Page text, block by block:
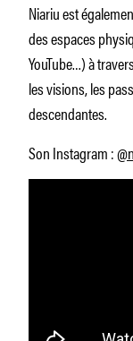
Niariu est
des espaces
YouTube…) à
les visions, les
descendantes.
Son Instagram :